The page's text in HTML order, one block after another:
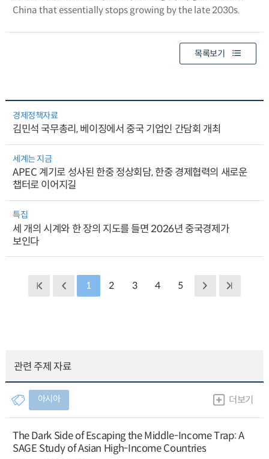
China that essentially stops growing by the late 2030s.
목록보기
경제정책자료
김민석 국무총리, 베이징에서 중국 기업인 간담회 개최
세계는 지금
APEC 계기로 성사된 한중 정상회담, 한중 경제협력의 새로운
챕터로 이어지길
특집
세 개의 시계와 한 장의 지도를 들면 2026년 중국경제가
보인다
1 2 3 4 5
관련 주제 자료
아시아 더보기
The Dark Side of Escaping the Middle-Income Trap: A
SAGE Study of Asian High-Income Countries